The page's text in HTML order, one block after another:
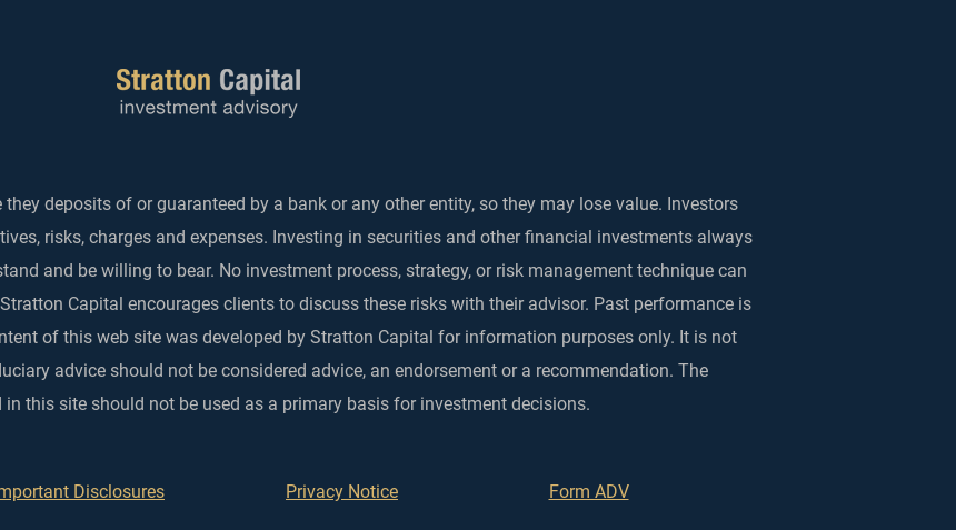
they deposits of or guaranteed by a bank or any other entity, so they may lose value. Investors
risks, charges and expenses. Investing in securities and other financial investments always
and be willing to bear. No investment process, strategy, or risk management technique can
Capital encourages clients to discuss these risks with their advisor. Past performance is
of this web site was developed by Stratton Capital for information purposes only. It is not
advice should not be considered advice, an endorsement or a recommendation. The
this site should not be used as a primary basis for investment decisions.
Disclosures Privacy Notice Form ADV